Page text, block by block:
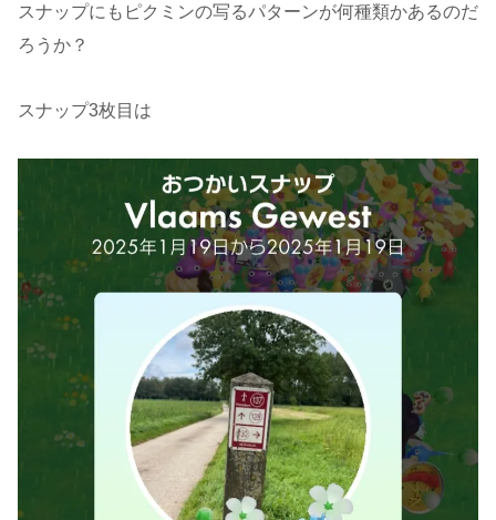
スナップにもピクミンの写るパターンが何種類かあるのだ
ろうか？
スナップ3枚目は